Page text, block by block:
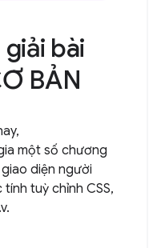
bài
BẢN
một số chương
diện người
tuỳ chỉnh CSS,